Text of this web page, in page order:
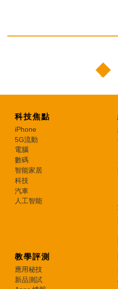
科技焦點
iPhone
5G流動
電腦
數碼
智能家居
科技
汽車
人工智能
教學評測
應用秘技
新品測試